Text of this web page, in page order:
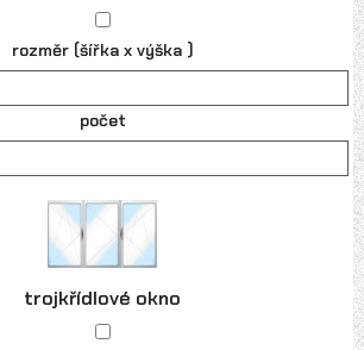
rozměr (šířka x výška )
počet
trojkřídlové okno